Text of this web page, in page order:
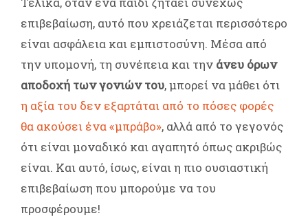
επιβεβαίωση, αυτό που χρειάζεται περισσότερο
είναι ασφάλεια και εμπιστοσύνη. Μέσα από
την υπομονή, τη συνέπεια και την άνευ όρων
αποδοχή των γονιών του, μπορεί να μάθει ότι
η αξία του δεν εξαρτάται από το πόσες φορές
θα ακούσει ένα «μπράβο», αλλά από το γεγονός
ότι είναι μοναδικό και αγαπητό όπως ακριβώς
είναι. Και αυτό, ίσως, είναι η πιο ουσιαστική
επιβεβαίωση που μπορούμε να του
προσφέρουμε!